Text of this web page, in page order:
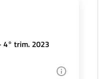
4° trim. 2023